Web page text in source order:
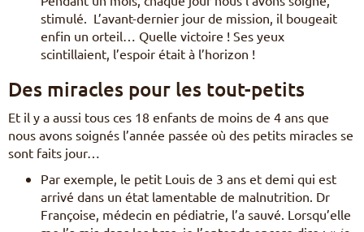
stimulé. L’avant-dernier jour de mission, il bougeait
enfin un orteil… Quelle victoire ! Ses yeux
scintillaient, l’espoir était à l’horizon !
Des miracles pour les tout-petits
Et il y a aussi tous ces 18 enfants de moins de 4 ans que
nous avons soignés l’année passée où des petits miracles se
sont faits jour…
Par exemple, le petit Louis de 3 ans et demi qui est
arrivé dans un état lamentable de malnutrition. Dr
Françoise, médecin en pédiatrie, l’a sauvé. Lorsqu’elle